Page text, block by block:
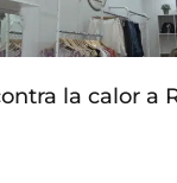
la calor a